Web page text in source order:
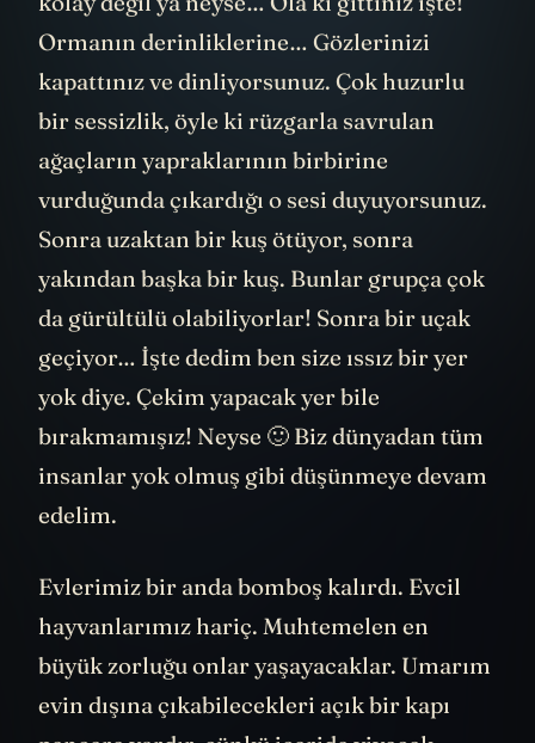
Ormanın derinliklerine… Gözlerinizi
kapattınız ve dinliyorsunuz. Çok huzurlu
bir sessizlik, öyle ki rüzgarla savrulan
ağaçların yapraklarının birbirine
vurduğunda çıkardığı o sesi duyuyorsunuz.
Sonra uzaktan bir kuş ötüyor, sonra
yakından başka bir kuş. Bunlar grupça çok
da gürültülü olabiliyorlar! Sonra bir uçak
geçiyor… İşte dedim ben size ıssız bir yer
yok diye. Çekim yapacak yer bile
bırakmamışız! Neyse 🙂 Biz dünyadan tüm
insanlar yok olmuş gibi düşünmeye devam
edelim.
Evlerimiz bir anda bomboş kalırdı. Evcil
hayvanlarımız hariç. Muhtemelen en
büyük zorluğu onlar yaşayacaklar. Umarım
evin dışına çıkabilecekleri açık bir kapı